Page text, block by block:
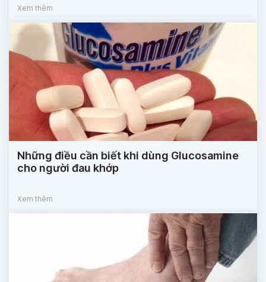
Xem thêm
Những điều cần biết khi dùng Glucosamine
cho người đau khớp
Xem thêm